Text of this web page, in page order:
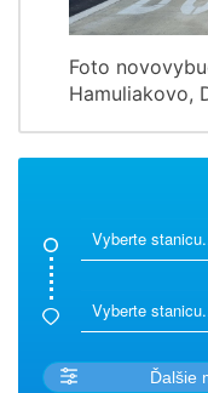
Foto
Hamuliakovo,